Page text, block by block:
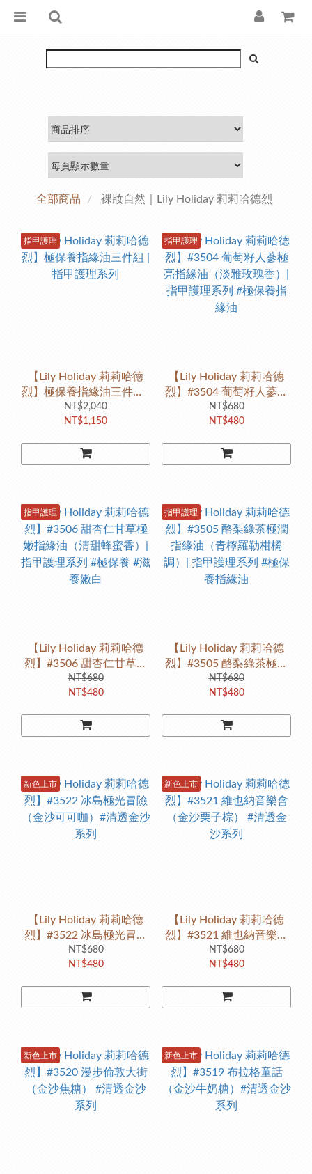
全部商品 裸妝自然｜Lily Holiday 莉莉哈德烈
指甲護理
【Lily Holiday 莉莉哈德
烈】極保養指緣油三件組 |
指甲護理系列
NT$2,040
NT$1,150
指甲護理
【Lily Holiday 莉莉哈德
烈】#3504 葡萄籽人蔘極
亮指緣油（淡雅玫瑰香）|
指甲護理系列 #極保養指
NT$680
NT$480
指甲護理
【Lily Holiday 莉莉哈德
烈】#3506 甜杏仁甘草極
嫩指緣油（清甜蜂蜜香）|
指甲護理系列 #極保養 #滋
NT$680
NT$480
指甲護理
【Lily Holiday 莉莉哈德
烈】#3505 酪梨綠茶極潤
指緣油（青檸羅勒柑橘
調）| 指甲護理系列 #極保
NT$680
NT$480
新色上市
【Lily Holiday 莉莉哈德
烈】#3522 冰島極光冒險
（金沙可可咖）#清透金沙
系列
NT$680
NT$480
新色上市
【Lily Holiday 莉莉哈德
烈】#3521 維也納音樂會
（金沙栗子棕） #清透金
沙系列
NT$680
NT$480
新色上市 新色上市